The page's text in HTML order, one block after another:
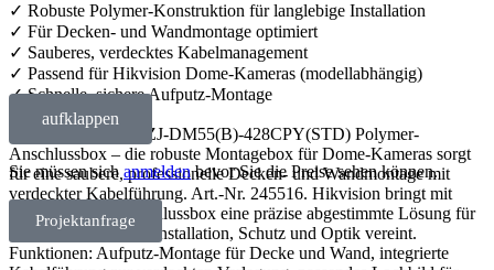
✓ Robuste Polymer-Konstruktion für langlebige Installation
✓ Für Decken- und Wandmontage optimiert
✓ Sauberes, verdecktes Kabelmanagement
✓ Passend für Hikvision Dome-Kameras (modellabhängig)
✓ Schnelle, sichere Aufputz-Montage
Hikvision DS-1280ZJ-DM55(B)-428CPY(STD) Polymer-
Anschlussbox – die robuste Montagebox für Dome-Kameras sorgt
für eine saubere, professionelle Decken- und Wandmontage mit
verdeckter Kabelführung. Art.-Nr. 245516. Hikvision bringt mit
dieser Polymer-Anschlussbox eine präzise abgestimmte Lösung für
Dome-Kameras, die Installation, Schutz und Optik vereint.
Funktionen: Aufputz-Montage für Decke und Wand, integrierte
aufklappen
Sie müssen sich anmeldenbevor Sie die Preise sehen können.
Projektanfrage